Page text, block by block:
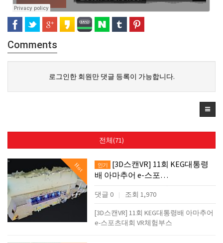
Comments
로그인한 회원만 댓글 등록이 가능합니다.
전체(71)
Hot 인기
[3D스캔VR] 11회 KEG대통령
배 아마추어 e-스포…
댓글 0 조회 1,970
[3D스캔VR] 11회 KEG대통령배 아마추어
e-스포츠대회 VR체험부스